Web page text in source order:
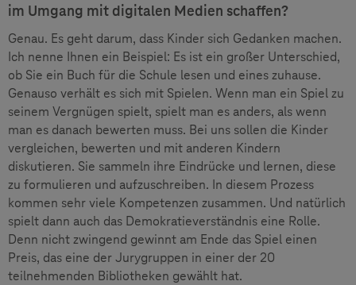
im Umgang mit digitalen Medien schaffen?
Genau. Es geht darum, dass Kinder sich Gedanken machen.
Ich nenne Ihnen ein Beispiel: Es ist ein großer Unterschied,
ob Sie ein Buch für die Schule lesen und eines zuhause.
Genauso verhält es sich mit Spielen. Wenn man ein Spiel zu
seinem Vergnügen spielt, spielt man es anders, als wenn
man es danach bewerten muss. Bei uns sollen die Kinder
vergleichen, bewerten und mit anderen Kindern
diskutieren. Sie sammeln ihre Eindrücke und lernen, diese
zu formulieren und aufzuschreiben. In diesem Prozess
kommen sehr viele Kompetenzen zusammen. Und natürlich
spielt dann auch das Demokratieverständnis eine Rolle.
Denn nicht zwingend gewinnt am Ende das Spiel einen
Preis, das eine der Jurygruppen in einer der 20
teilnehmenden Bibliotheken gewählt hat.